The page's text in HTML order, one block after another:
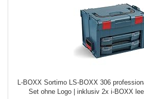
L-BOXX Sortimo LS-BOXX 306
Set ohne Logo | inklusiv 2x i-BOXX